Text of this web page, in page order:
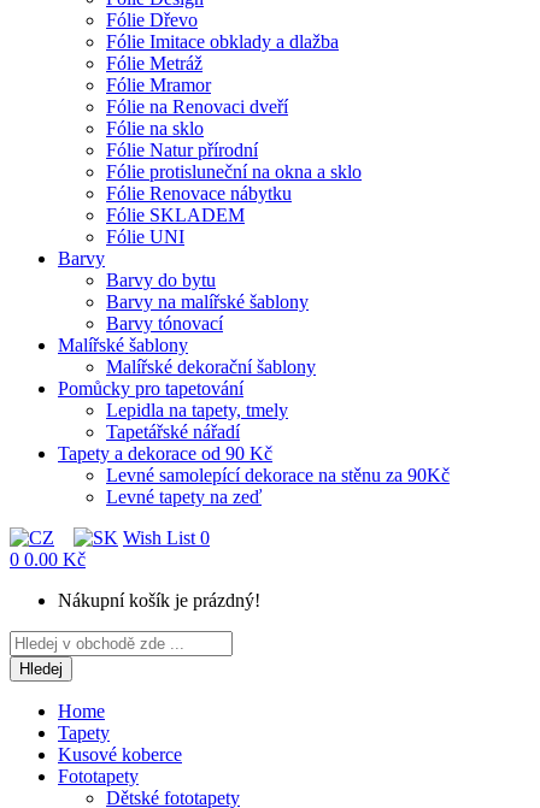
Fólie Dřevo
Fólie Imitace obklady a dlažba
Fólie Metráž
Fólie Mramor
Fólie na Renovaci dveří
Fólie na sklo
Fólie Natur přírodní
Fólie protisluneční na okna a sklo
Fólie Renovace nábytku
Fólie SKLADEM
Fólie UNI
Barvy
Barvy do bytu
Barvy na malířské šablony
Barvy tónovací
Malířské šablony
Malířské dekorační šablony
Pomůcky pro tapetování
Lepidla na tapety, tmely
Tapetářské nářadí
Tapety a dekorace od 90 Kč
Levné samolepící dekorace na stěnu za 90Kč
Levné tapety na zeď
Wish List 0
0 0.00 Kč
Nákupní košík je prázdný!
Hledej
Home
Tapety
Kusové koberce
Fototapety
Dětské fototapety